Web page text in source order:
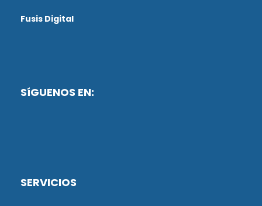
Fusis Digital
SíGUENOS EN:
SERVICIOS